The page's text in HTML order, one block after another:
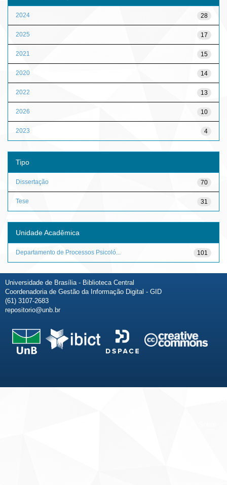
28
2024
17
2025
15
2021
14
2020
13
2022
10
2026
4
2023
Tipo
70
Dissertação
31
Tese
Unidade Acadêmica
101
Departamento de Processos Psicoló...
Universidade de Brasília - Biblioteca Central
Coordenadoria de Gestão da Informação Digital - GID
(61) 3107-2683
repositorio@unb.br